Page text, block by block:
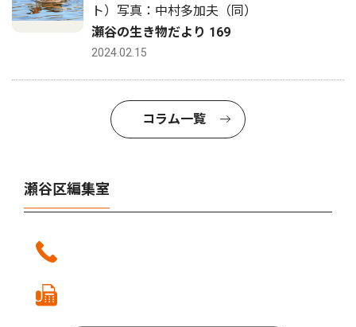
ト）写真：中村多加夫（同）
瀬谷の生き物だより 169
2024.02.15
コラム一覧
瀬谷区編集室